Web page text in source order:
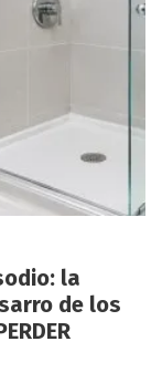
la
de los